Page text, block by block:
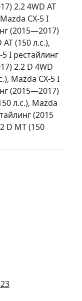
2.2 4WD AT
CX-5 I
(2015—2017)
(150 л.с.),
5 I рестайлинг
2.2 D 4WD
Mazda CX-5 I
(2015—2017)
л.с.), Mazda
(2015
D MT (150